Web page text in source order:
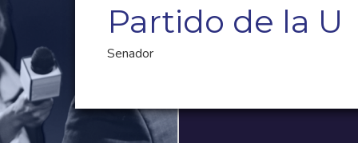
Partido de la U
Senador